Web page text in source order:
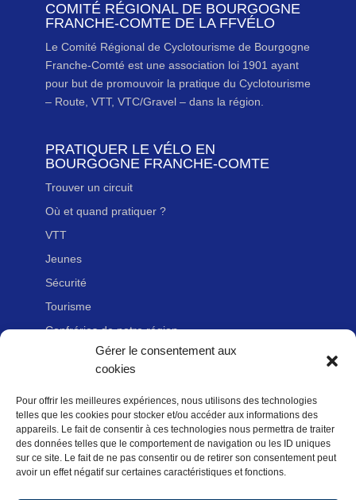
Gérer le consentement aux
cookies
Pour offrir les meilleures expériences, nous utilisons des technologies
telles que les cookies pour stocker et/ou accéder aux informations des
appareils. Le fait de consentir à ces technologies nous permettra de traiter
des données telles que le comportement de navigation ou les ID uniques
sur ce site. Le fait de ne pas consentir ou de retirer son consentement peut
avoir un effet négatif sur certaines caractéristiques et fonctions.
COMITÉ RÉGIONAL DE BOURGOGNE
FRANCHE-COMTE DE LA FFVÉLO
Le Comité Régional de Cyclotourisme de Bourgogne
Franche-Comté est une association loi 1901 ayant
pour but de promouvoir la pratique du Cyclotourisme
– Route, VTT, VTC/Gravel – dans la région.
PRATIQUER LE VÉLO EN
BOURGOGNE FRANCHE-COMTE
Trouver un circuit
Où et quand pratiquer ?
VTT
Jeunes
Sécurité
Tourisme
Confréries de notre région
Nous contacter
Adhérer à la Fédération Française de cyclotourisme
Newsletter
Mentions légales